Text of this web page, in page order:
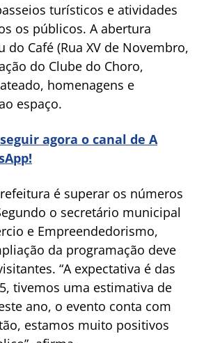
turísticos e atividades
os públicos. A abertura
do Café (Rua XV de Novembro,
do Clube do Choro,
homenagens e
espaço.
agora o canal de A
é superar os números
o secretário municipal
e Empreendedorismo,
da programação deve
“A expectativa é das
tivemos uma estimativa de
ano, o evento conta com
estamos muito positivos